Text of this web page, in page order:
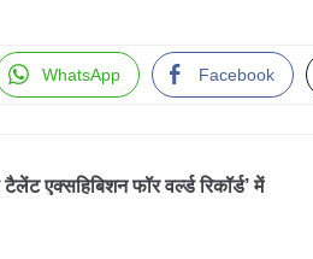
WhatsApp Facebook
एक्सहिबिशन फॉर वर्ल्ड रिकॉर्ड’ में